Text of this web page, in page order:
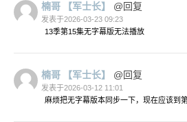
楠哥 【军士长】 @回复
发表于2026-03-23 09:23
13季第15集无字幕版无法播放
楠哥 【军士长】 @回复
发表于2026-03-12 11:01
麻烦把无字幕版本同步一下，现在应该到